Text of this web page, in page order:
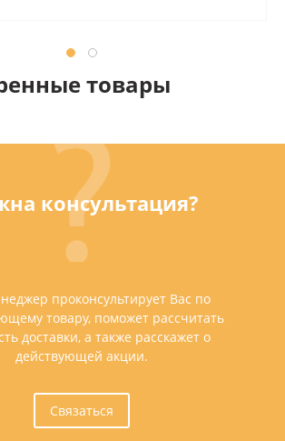
товары
консультация?
проконсультирует Вас по
товару, поможет рассчитать
доставки, а также расскажет о
действующей акции.
Связаться